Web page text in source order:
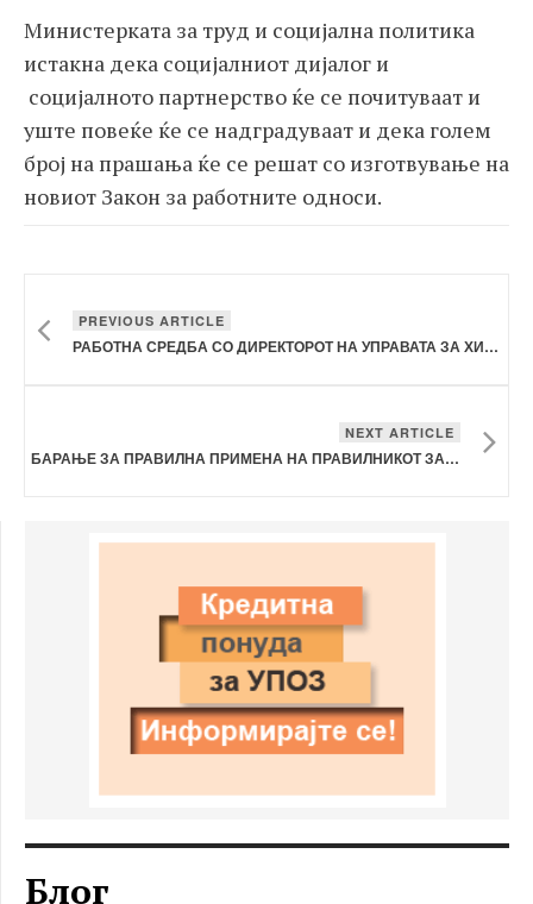
Министерката за труд и социјална политика
истакна дека социјалниот дијалог и
социјалното партнерство ќе се почитуваат и
уште повеќе ќе се надградуваат и дека голем
број на прашања ќе се решат со изготвување на
новиот Закон за работните односи.
PREVIOUS ARTICLE
РАБОТНА СРЕДБА СО ДИРЕКТОРОТ НА УПРАВАТА ЗА ХИДРОМЕТЕОРОЛШКИ РАБОТИ ЗА ПОТПИШУВАЊЕ НА КОЛЕКТИВЕН ДОГОВОР
NEXT ARTICLE
БАРАЊЕ ЗА ПРАВИЛНА ПРИМЕНА НА ПРАВИЛНИКОТ ЗА ЗГОЛЕМУВАЊЕ НА ПЛАТАТА НА СУДСКАТА ПОЛИЦИЈА
Блог